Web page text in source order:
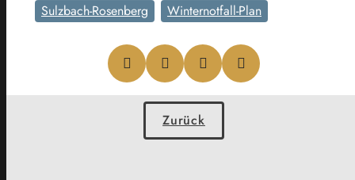
Sulzbach-Rosenberg
Winternotfall-Plan
Zurück